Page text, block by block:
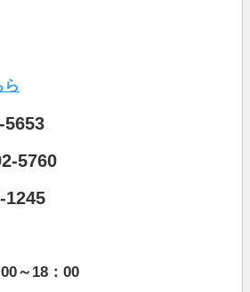
ら
5653
5760
1245
～18：00